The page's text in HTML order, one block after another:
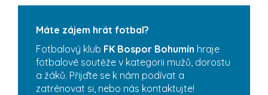
Máte zájem hrát fotbal?
Fotbalový klub FK Bospor Bohumín hraje
fotbalové soutěže v kategorii mužů, dorostu
a žáků. Přijďte se k nám podívat a
zatrénovat si, nebo nás kontaktujte!